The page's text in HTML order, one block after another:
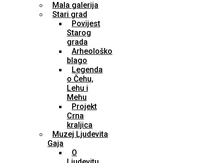
Mala galerija
Stari grad
Povijest
Starog
grada
Arheološko
blago
Legenda
o Čehu,
Lehu i
Mehu
Projekt
Crna
kraljica
Muzej Ljudevita
Gaja
O